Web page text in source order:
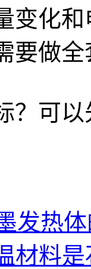
变化
要做
？可
发热
材料